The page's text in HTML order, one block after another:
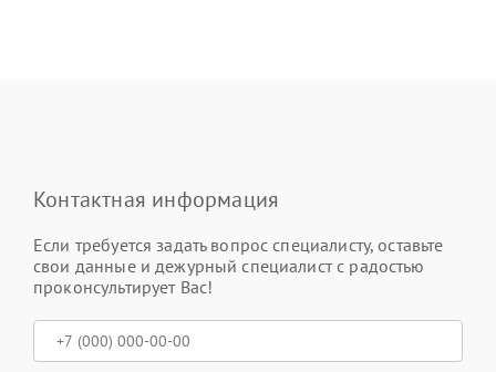
Контактная информация
Если требуется задать вопрос специалисту, оставьте
свои данные и дежурный специалист с радостью
проконсультирует Вас!